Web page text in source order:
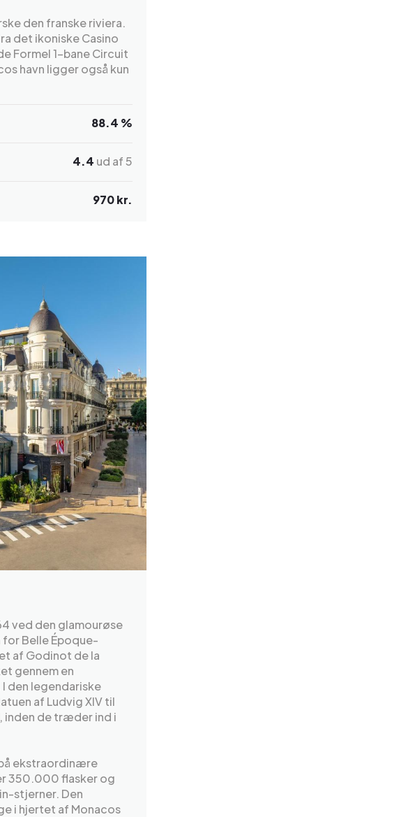
den franske riviera.
det ikoniske Casino
Formel 1-bane Circuit
havn ligger også kun
88.4 %
4.4 ud af 5
970 kr.
ved den glamourøse
Belle Époque-
af Godinot de la
gennem en
den legendariske
af Ludvig XIV til
inden de træder ind i
ekstraordinære
350.000 flasker og
stjerner. Den
i hjertet af Monacos